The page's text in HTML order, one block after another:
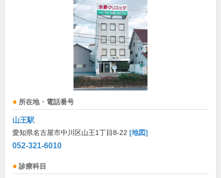
所在地・電話番号
山王駅
愛知県名古屋市中川区山王1丁目8-22 [地図]
052-321-6010
診療科目